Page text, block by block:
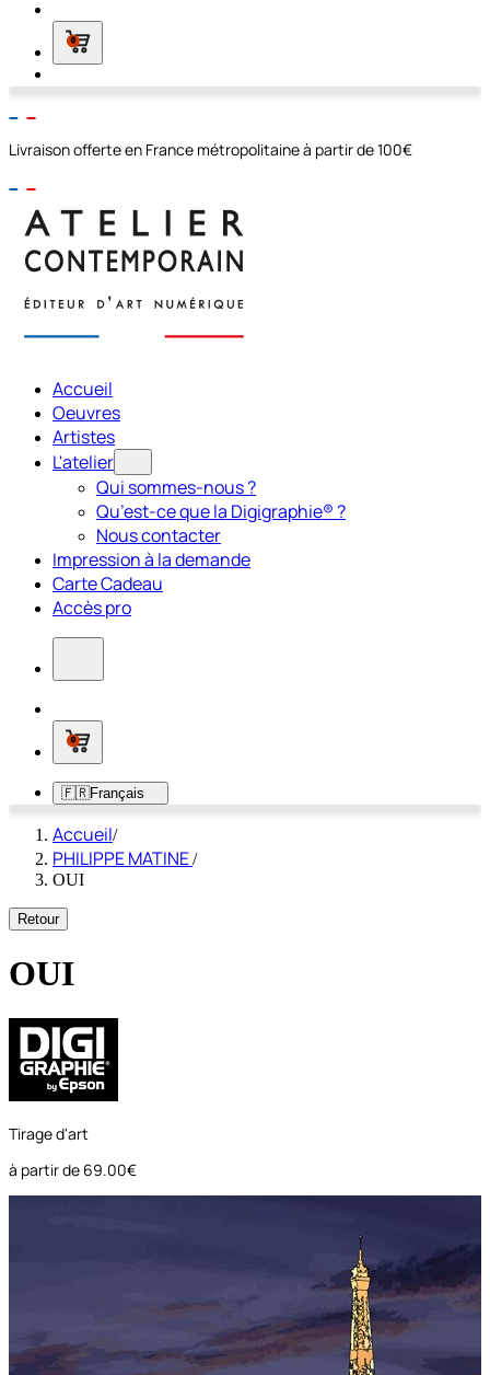
0
Livraison offerte en France métropolitaine à partir de 100€
Accueil
Oeuvres
Artistes
L'atelier
Qui sommes-nous ?
Qu’est-ce que la Digigraphie® ?
Nous contacter
Impression à la demande
Carte Cadeau
Accès pro
0
🇫🇷Français
Accueil/
PHILIPPE MATINE/
OUI
Retour
OUI
Tirage d'art
à partir de 69.00€